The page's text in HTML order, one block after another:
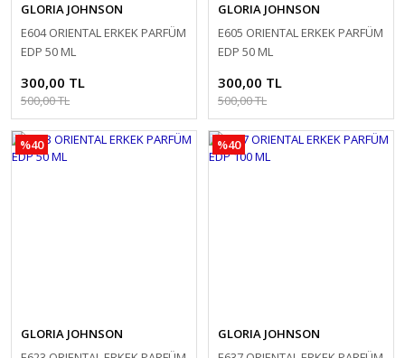
GLORIA JOHNSON
E604 ORIENTAL ERKEK PARFÜM
EDP 50 ML
300,00 TL
500,00 TL
GLORIA JOHNSON
E605 ORIENTAL ERKEK PARFÜM
EDP 50 ML
300,00 TL
500,00 TL
%40
GLORIA JOHNSON
%40
GLORIA JOHNSON